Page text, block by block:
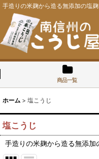
手造りの米麹から造る無添加の塩
商品一覧
ホーム > 塩こうじ
塩こうじ
手造りの米麹から造る無添加